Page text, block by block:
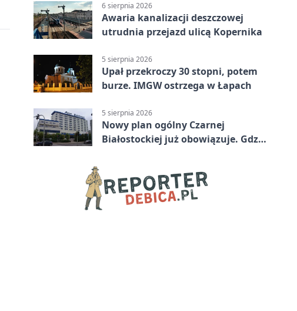
6 sierpnia 2026
Awaria kanalizacji deszczowej
utrudnia przejazd ulicą Kopernika
5 sierpnia 2026
Upał przekroczy 30 stopni, potem
burze. IMGW ostrzega w Łapach
5 sierpnia 2026
Nowy plan ogólny Czarnej
Białostockiej już obowiązuje. Gdzie